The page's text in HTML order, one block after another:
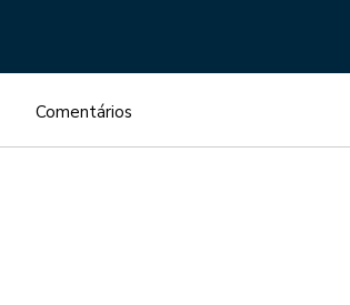
Comentários